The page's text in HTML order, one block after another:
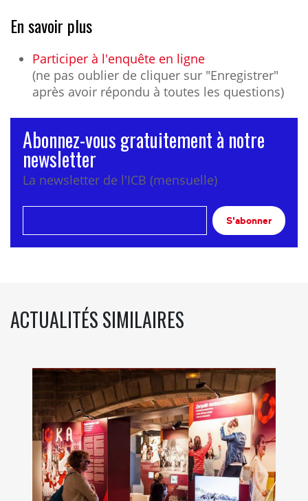
En savoir plus
Participer à l'enquête en ligne
(ne pas oublier de cliquer sur "Enregistrer"
après avoir répondu à toutes les questions)
Abonnez-vous gratuitement à notre
newsletter
La newsletter de l'ICB (mensuelle)
S'abonner
ACTUALITÉS SIMILAIRES